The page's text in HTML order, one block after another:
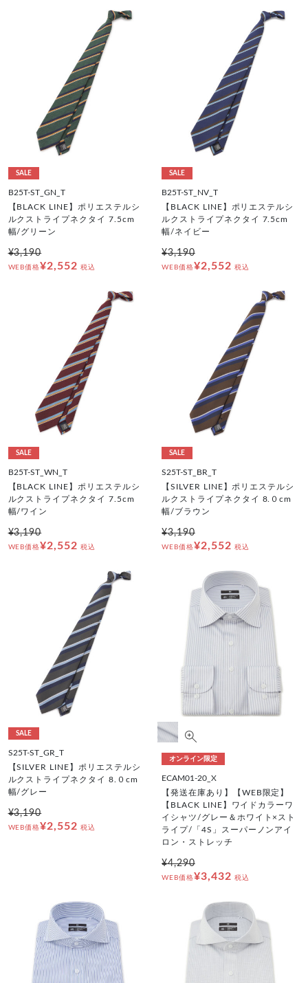
SALE
B25T-ST_GN_T
【BLACK LINE】ポリエステルシ
ルクストライプネクタイ 7.5cm
幅/グリーン
¥3,190
WEB価格¥2,552 税込
SALE
B25T-ST_NV_T
【BLACK LINE】ポリエステルシ
ルクストライプネクタイ 7.5cm
幅/ネイビー
¥3,190
WEB価格¥2,552 税込
SALE
B25T-ST_WN_T
【BLACK LINE】ポリエステルシ
ルクストライプネクタイ 7.5cm
幅/ワイン
¥3,190
WEB価格¥2,552 税込
SALE
S25T-ST_BR_T
【SILVER LINE】ポリエステルシ
ルクストライプネクタイ 8.０cm
幅/ブラウン
¥3,190
WEB価格¥2,552 税込
SALE
S25T-ST_GR_T
【SILVER LINE】ポリエステルシ
ルクストライプネクタイ 8.０cm
幅/グレー
¥3,190
WEB価格¥2,552 税込
オンライン限定
ECAM01-20_X
【発送在庫あり】【WEB限定】
【BLACK LINE】ワイドカラーワ
イシャツ/グレー＆ホワイト×スト
ライプ/「4S」スーパーノンアイ
ロン・ストレッチ
¥4,290
WEB価格¥3,432 税込